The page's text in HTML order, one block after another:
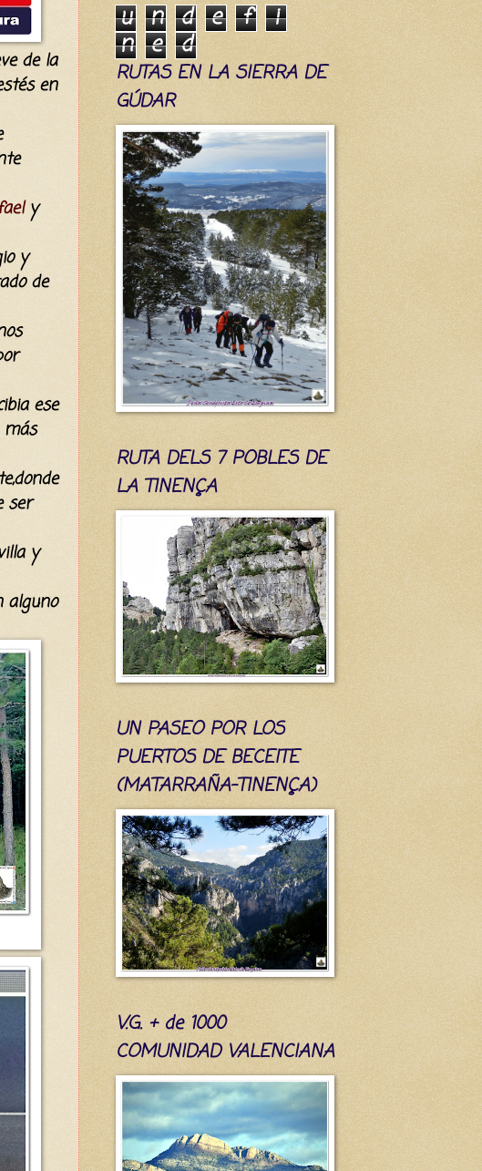
de la
en
y
y
de
ese
más
ser
y
alguno
u n d e f
i
n e d
RUTAS EN LA SIERRA DE
GÚDAR
RUTA DELS 7 POBLES DE
LA TINENÇA
UN PASEO POR LOS
PUERTOS DE BECEITE
(MATARRAÑA-TINENÇA)
V.G. + de 1000
COMUNIDAD VALENCIANA